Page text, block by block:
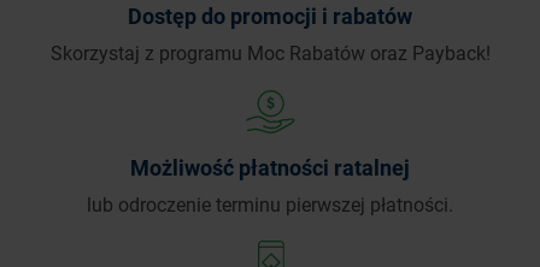
Dostęp do promocji i rabatów
Skorzystaj z programu Moc Rabatów oraz Payback!
Możliwość płatności ratalnej
lub odroczenie terminu pierwszej płatności.